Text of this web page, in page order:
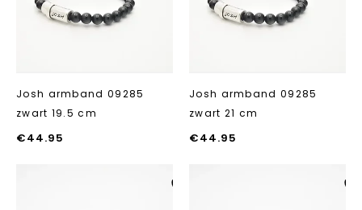
Josh armband 09285
zwart 19.5 cm
€44.95
Josh armband 09285
zwart 21 cm
€44.95